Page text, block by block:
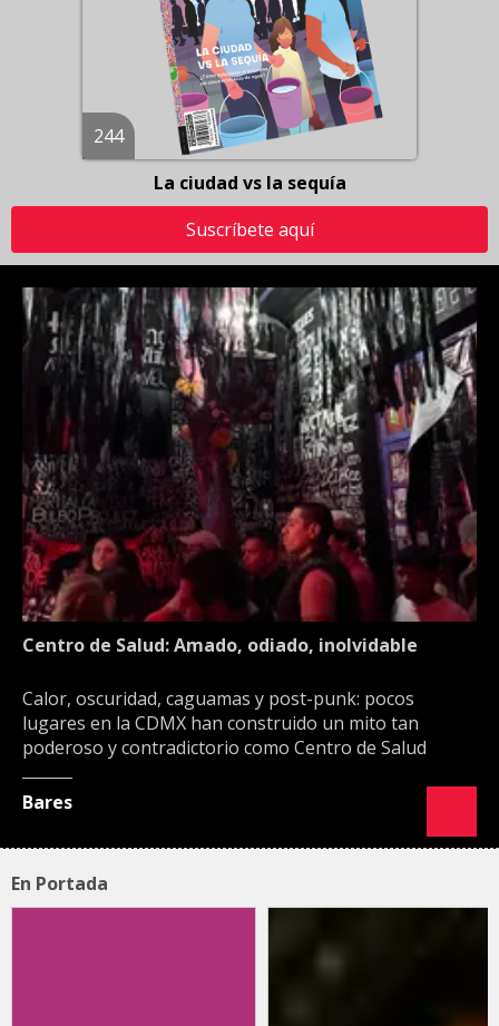
244
La ciudad vs la sequía
Suscríbete aquí
Centro de Salud: Amado, odiado, inolvidable
Calor, oscuridad, caguamas y post-punk: pocos
lugares en la CDMX han construido un mito tan
poderoso y contradictorio como Centro de Salud
Bares
En Portada